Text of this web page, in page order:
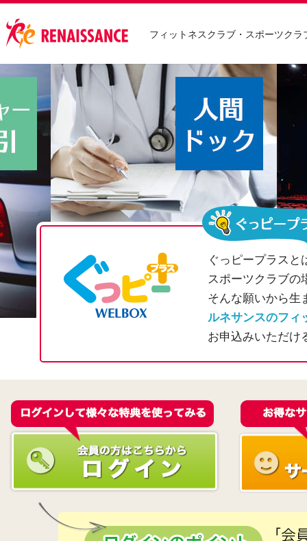
フィットネスクラブ・スポーツク
ぐっピープラス
スポーツクラブの
そんな願いから生
ルネサンスのフィ
お申込みいただけ